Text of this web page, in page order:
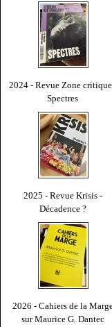
2024 - Revue Zone
Spectres
2025 - Revue Krisis -
Décadence ?
2026 - Cahiers de la
sur Maurice G. Dantec